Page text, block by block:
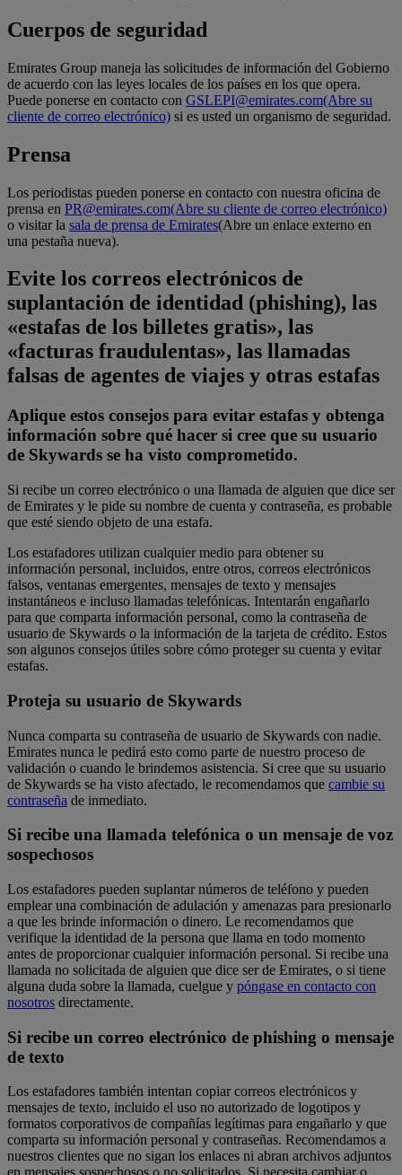
Cuerpos de seguridad
Emirates Group maneja las solicitudes de información del Gobierno
de acuerdo con las leyes locales de los países en los que opera.
Puede ponerse en contacto con GSLEPI@emirates.com(Abre su
cliente de correo electrónico) si es usted un organismo de seguridad.
Prensa
Los periodistas pueden ponerse en contacto con nuestra oficina de
prensa en PR@emirates.com(Abre su cliente de correo electrónico)
o visitar la sala de prensa de Emirates(Abre un enlace externo en
una pestaña nueva).
Evite los correos electrónicos de
suplantación de identidad (phishing), las
«estafas de los billetes gratis», las
«facturas fraudulentas», las llamadas
falsas de agentes de viajes y otras estafas
Aplique estos consejos para evitar estafas y obtenga
información sobre qué hacer si cree que su usuario
de Skywards se ha visto comprometido.
Si recibe un correo electrónico o una llamada de alguien que dice ser
de Emirates y le pide su nombre de cuenta y contraseña, es probable
que esté siendo objeto de una estafa.
Los estafadores utilizan cualquier medio para obtener su
información personal, incluidos, entre otros, correos electrónicos
falsos, ventanas emergentes, mensajes de texto y mensajes
instantáneos e incluso llamadas telefónicas. Intentarán engañarlo
para que comparta información personal, como la contraseña de
usuario de Skywards o la información de la tarjeta de crédito. Estos
son algunos consejos útiles sobre cómo proteger su cuenta y evitar
estafas.
Proteja su usuario de Skywards
Nunca comparta su contraseña de usuario de Skywards con nadie.
Emirates nunca le pedirá esto como parte de nuestro proceso de
validación o cuando le brindemos asistencia. Si cree que su usuario
de Skywards se ha visto afectado, le recomendamos que cambie su
contraseña de inmediato.
Si recibe una llamada telefónica o un mensaje de voz
sospechosos
Los estafadores pueden suplantar números de teléfono y pueden
emplear una combinación de adulación y amenazas para presionarlo
a que les brinde información o dinero. Le recomendamos que
verifique la identidad de la persona que llama en todo momento
antes de proporcionar cualquier información personal. Si recibe una
llamada no solicitada de alguien que dice ser de Emirates, o si tiene
alguna duda sobre la llamada, cuelgue y póngase en contacto con
nosotros directamente.
Si recibe un correo electrónico de phishing o mensaje
de texto
Los estafadores también intentan copiar correos electrónicos y
mensajes de texto, incluido el uso no autorizado de logotipos y
formatos corporativos de compañías legítimas para engañarlo y que
comparta su información personal y contraseñas. Recomendamos a
nuestros clientes que no sigan los enlaces ni abran archivos adjuntos